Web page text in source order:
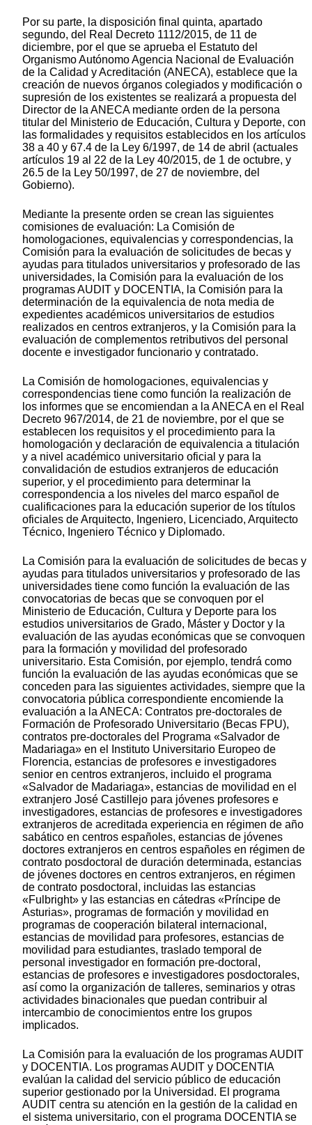
Por su parte, la disposición final quinta, apartado
segundo, del Real Decreto 1112/2015, de 11 de
diciembre, por el que se aprueba el Estatuto del
Organismo Autónomo Agencia Nacional de Evaluación
de la Calidad y Acreditación (ANECA), establece que la
creación de nuevos órganos colegiados y modificación o
supresión de los existentes se realizará a propuesta del
Director de la ANECA mediante orden de la persona
titular del Ministerio de Educación, Cultura y Deporte, con
las formalidades y requisitos establecidos en los artículos
38 a 40 y 67.4 de la Ley 6/1997, de 14 de abril (actuales
artículos 19 al 22 de la Ley 40/2015, de 1 de octubre, y
26.5 de la Ley 50/1997, de 27 de noviembre, del
Gobierno).
Mediante la presente orden se crean las siguientes
comisiones de evaluación: La Comisión de
homologaciones, equivalencias y correspondencias, la
Comisión para la evaluación de solicitudes de becas y
ayudas para titulados universitarios y profesorado de las
universidades, la Comisión para la evaluación de los
programas AUDIT y DOCENTIA, la Comisión para la
determinación de la equivalencia de nota media de
expedientes académicos universitarios de estudios
realizados en centros extranjeros, y la Comisión para la
evaluación de complementos retributivos del personal
docente e investigador funcionario y contratado.
La Comisión de homologaciones, equivalencias y
correspondencias tiene como función la realización de
los informes que se encomiendan a la ANECA en el Real
Decreto 967/2014, de 21 de noviembre, por el que se
establecen los requisitos y el procedimiento para la
homologación y declaración de equivalencia a titulación
y a nivel académico universitario oficial y para la
convalidación de estudios extranjeros de educación
superior, y el procedimiento para determinar la
correspondencia a los niveles del marco español de
cualificaciones para la educación superior de los títulos
oficiales de Arquitecto, Ingeniero, Licenciado, Arquitecto
Técnico, Ingeniero Técnico y Diplomado.
La Comisión para la evaluación de solicitudes de becas y
ayudas para titulados universitarios y profesorado de las
universidades tiene como función la evaluación de las
convocatorias de becas que se convoquen por el
Ministerio de Educación, Cultura y Deporte para los
estudios universitarios de Grado, Máster y Doctor y la
evaluación de las ayudas económicas que se convoquen
para la formación y movilidad del profesorado
universitario. Esta Comisión, por ejemplo, tendrá como
función la evaluación de las ayudas económicas que se
conceden para las siguientes actividades, siempre que la
convocatoria pública correspondiente encomiende la
evaluación a la ANECA: Contratos pre-doctorales de
Formación de Profesorado Universitario (Becas FPU),
contratos pre-doctorales del Programa «Salvador de
Madariaga» en el Instituto Universitario Europeo de
Florencia, estancias de profesores e investigadores
senior en centros extranjeros, incluido el programa
«Salvador de Madariaga», estancias de movilidad en el
extranjero José Castillejo para jóvenes profesores e
investigadores, estancias de profesores e investigadores
extranjeros de acreditada experiencia en régimen de año
sabático en centros españoles, estancias de jóvenes
doctores extranjeros en centros españoles en régimen de
contrato posdoctoral de duración determinada, estancias
de jóvenes doctores en centros extranjeros, en régimen
de contrato posdoctoral, incluidas las estancias
«Fulbright» y las estancias en cátedras «Príncipe de
Asturias», programas de formación y movilidad en
programas de cooperación bilateral internacional,
estancias de movilidad para profesores, estancias de
movilidad para estudiantes, traslado temporal de
personal investigador en formación pre-doctoral,
estancias de profesores e investigadores posdoctorales,
así como la organización de talleres, seminarios y otras
actividades binacionales que puedan contribuir al
intercambio de conocimientos entre los grupos
implicados.
La Comisión para la evaluación de los programas AUDIT
y DOCENTIA. Los programas AUDIT y DOCENTIA
evalúan la calidad del servicio público de educación
superior gestionado por la Universidad. El programa
AUDIT centra su atención en la gestión de la calidad en
el sistema universitario, con el programa DOCENTIA se